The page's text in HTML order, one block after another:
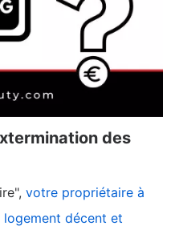
des
votre propriétaire à
décent et